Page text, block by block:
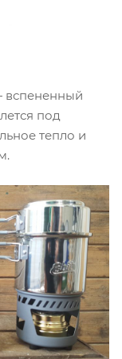
вспененный
под
тепло и